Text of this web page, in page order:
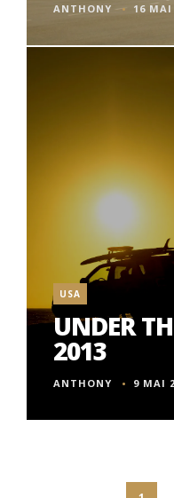
ANTHONY 16 MAI
USA
UNDER
2013
ANTHONY 9 MAI